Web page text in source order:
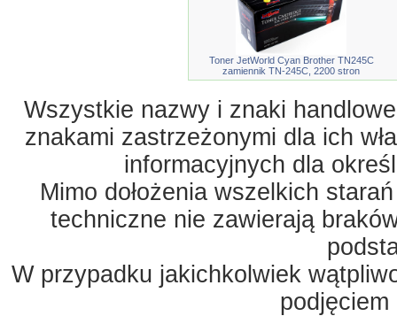
Toner JetWorld Cyan Brother TN245C
zamiennik TN-245C, 2200 stron
Wszystkie nazwy i znaki
znakami zastrzeżonymi dla ich
informacyjnych dla
Mimo dołożenia wszelkich
techniczne nie zawierają
W przypadku jakichkolwiek